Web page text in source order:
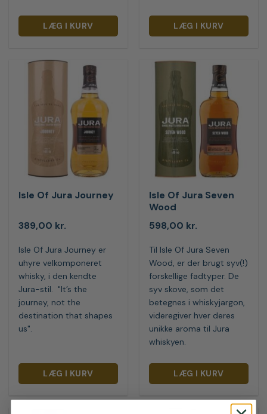
LÆG I KURV LÆG I KURV
Isle Of Jura Journey
389,00 kr.
Isle Of Jura Journey er
uhyre velkomponeret
whisky, i den kendte
Jura-stil. "It’s the
journey, not the
destination that shapes
us".
LÆG I KURV
Isle Of Jura Seven
Wood
598,00 kr.
Til Isle Of Jura Seven
Wood, er der brugt syv(!)
forskellige fadtyper. De
syv skove, som det
betegnes i whiskyjargon,
videregiver hver deres
unikke aroma til Jura
whiskyen.
LÆG I KURV